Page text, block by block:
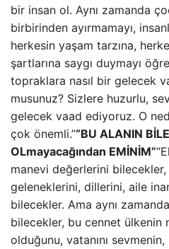
bir insan ol. Aynı zamanda
birbirinden ayırmamayı,
herkesin yaşam tarzına,
şartlarına saygı duymayı
topraklara nasıl bir gelecek
musunuz? Sizlere huzurlu,
gelecek vaad ediyoruz. O
çok önemli.”“BU ALANIN
OLmayacağından EMİNİM”
manevi değerlerini
geleneklerini, dillerini, aile
bilecekler. Ama aynı
bilecekler, bu cennet ülkenin
olduğunu, vatanını